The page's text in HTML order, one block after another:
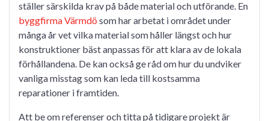
ställer särskilda krav på både material och utförande. En
byggfirma Värmdö som har arbetat i området under
många år vet vilka material som håller längst och hur
konstruktioner bäst anpassas för att klara av de lokala
förhållandena. De kan också ge råd om hur du undviker
vanliga misstag som kan leda till kostsamma
reparationer i framtiden.
Att be om referenser och titta på tidigare projekt är